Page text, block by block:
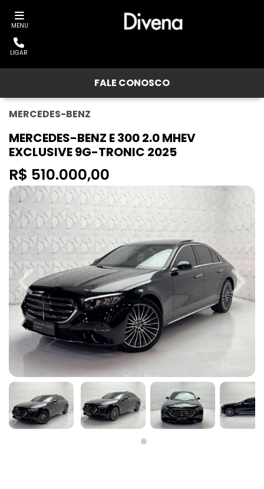
MENU
LIGAR
FALE CONOSCO
MERCEDES-BENZ
MERCEDES-BENZ E 300 2.0 MHEV
EXCLUSIVE 9G-TRONIC 2025
R$ 510.000,00
Previous Next